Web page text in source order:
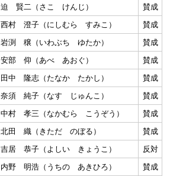
迫 賢二（さこ けんじ）
賛成
西村 澄子（にしむら すみこ）
賛成
岩渕 穣（いわぶち ゆたか）
賛成
安部 仰（あべ あおぐ）
賛成
田中 隆志（たなか たかし）
賛成
奈須 純子（なす じゅんこ）
賛成
中村 孝三（なかむら こうぞう）
賛成
北田 織（きただ のぼる）
賛成
吉居 恭子（よしい きょうこ）
反対
内野 明浩（うちの あきひろ） 賛成